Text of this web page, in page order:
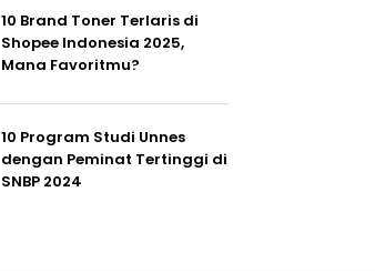
10 Brand Toner Terlaris di
Shopee Indonesia 2025,
Mana Favoritmu?
10 Program Studi Unnes
dengan Peminat Tertinggi di
SNBP 2024